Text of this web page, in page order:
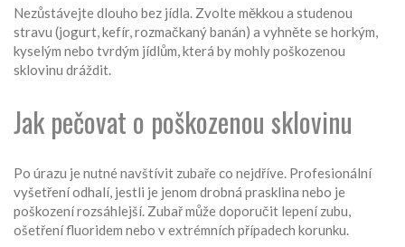
Nezůstávejte dlouho bez jídla. Zvolte měkkou a studenou
stravu (jogurt, kefír, rozmačkaný banán) a vyhněte se horkým,
kyselým nebo tvrdým jídlům, která by mohly poškozenou
sklovinu dráždit.
Jak pečovat o poškozenou sklovinu
Po úrazu je nutné navštívit zubaře co nejdříve. Profesionální
vyšetření odhalí, jestli je jenom drobná prasklina nebo je
poškození rozsáhlejší. Zubař může doporučit lepení zubu,
ošetření fluoridem nebo v extrémních případech korunku.